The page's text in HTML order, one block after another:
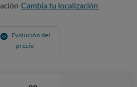
Cambia tu localización
Evolución del
precio